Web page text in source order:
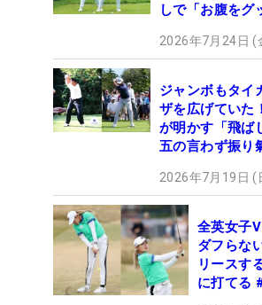
しで「お腹をグ
2026年7月24日 (
ジャンボもタイ
ザを広げていた
が明かす「飛
五の言わず振り
2026年7月19日 (
全英女子
ダフらな
リースす
に打てる